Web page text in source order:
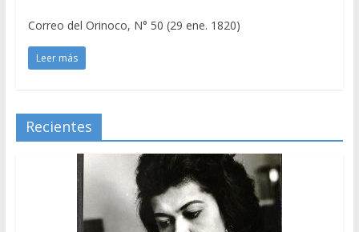
Correo del Orinoco, N° 50 (29 ene. 1820)
Leer más
Recientes